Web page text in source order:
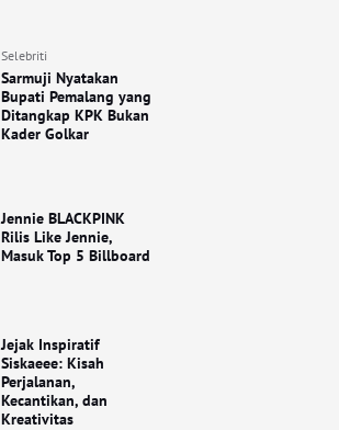
Selebriti
Sarmuji Nyatakan
Bupati Pemalang yang
Ditangkap KPK Bukan
Kader Golkar
Jennie BLACKPINK
Rilis Like Jennie,
Masuk Top 5 Billboard
Jejak Inspiratif
Siskaeee: Kisah
Perjalanan,
Kecantikan, dan
Kreativitas